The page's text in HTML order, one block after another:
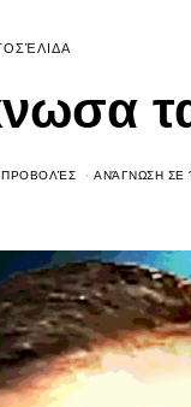
ΠΡΟΒΟΛΈΣ ΑΝΆΓΝΩΣΗ ΣΕ